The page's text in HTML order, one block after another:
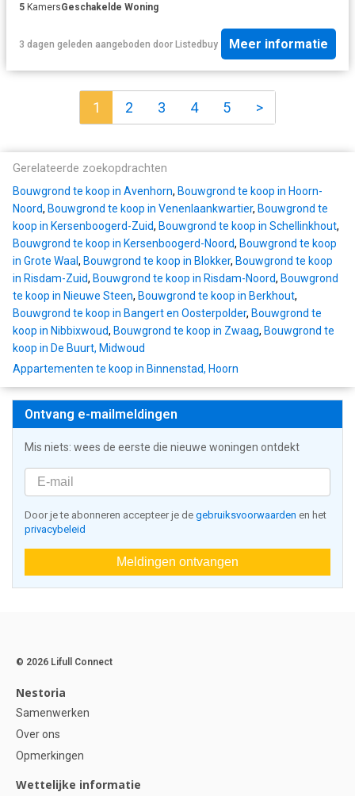
5 KamersGeschakelde Woning
3 dagen geleden aangeboden door Listedbuy Meer informatie
1 2 3 4 5 >
Gerelateerde zoekopdrachten
Bouwgrond te koop in Avenhorn, Bouwgrond te koop in Hoorn-
Noord, Bouwgrond te koop in Venenlaankwartier, Bouwgrond te
koop in Kersenboogerd-Zuid, Bouwgrond te koop in Schellinkhout,
Bouwgrond te koop in Kersenboogerd-Noord, Bouwgrond te koop
in Grote Waal, Bouwgrond te koop in Blokker, Bouwgrond te koop
in Risdam-Zuid, Bouwgrond te koop in Risdam-Noord, Bouwgrond
te koop in Nieuwe Steen, Bouwgrond te koop in Berkhout,
Bouwgrond te koop in Bangert en Oosterpolder, Bouwgrond te
koop in Nibbixwoud, Bouwgrond te koop in Zwaag, Bouwgrond te
koop in De Buurt, Midwoud
Appartementen te koop in Binnenstad, Hoorn
Ontvang e-mailmeldingen
Mis niets: wees de eerste die nieuwe woningen ontdekt
Door je te abonneren accepteer je de gebruiksvoorwaarden en het
privacybeleid
Meldingen ontvangen
© 2026 Lifull Connect
Nestoria
Samenwerken
Over ons
Opmerkingen
Wettelijke informatie